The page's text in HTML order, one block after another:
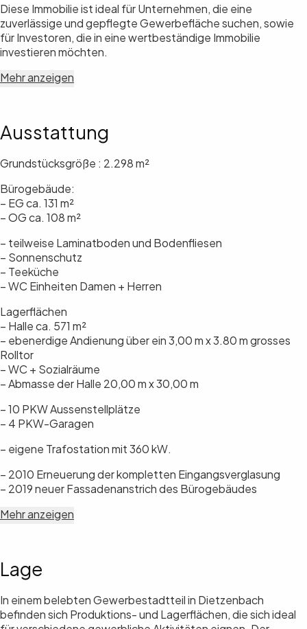
Diese Immobilie ist ideal für Unternehmen, die eine
zuverlässige und gepflegte Gewerbefläche suchen, sowie
für Investoren, die in eine wertbeständige Immobilie
investieren möchten.
Mehr anzeigen
Ausstattung
Grundstücksgröße : 2.298 m²
Bürogebäude:
– EG ca. 131 m²
– OG ca. 108 m²
– teilweise Laminatboden und Bodenfliesen
– Sonnenschutz
– Teeküche
– WC Einheiten Damen + Herren
Lagerflächen
– Halle ca. 571 m²
– ebenerdige Andienung über ein 3,00 m x 3.80 m grosses
Rolltor
– WC + Sozialräume
– Abmasse der Halle 20,00 m x 30,00 m
– 10 PKW Aussenstellplätze
– 4 PKW-Garagen
– eigene Trafostation mit 360 kW.
– 2010 Erneuerung der kompletten Eingangsverglasung
– 2019 neuer Fassadenanstrich des Bürogebäudes
Mehr anzeigen
Lage
In einem belebten Gewerbestadtteil in Dietzenbach
befinden sich Produktions- und Lagerflächen, die sich ideal